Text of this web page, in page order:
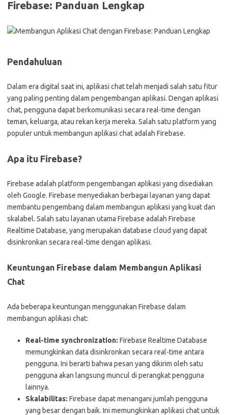
Firebase: Panduan Lengkap
Pendahuluan
Dalam era digital saat ini, aplikasi chat telah menjadi salah satu fitur
yang paling penting dalam pengembangan aplikasi. Dengan aplikasi
chat, pengguna dapat berkomunikasi secara real-time dengan
teman, keluarga, atau rekan kerja mereka. Salah satu platform yang
populer untuk membangun aplikasi chat adalah Firebase.
Apa itu Firebase?
Firebase adalah platform pengembangan aplikasi yang disediakan
oleh Google. Firebase menyediakan berbagai layanan yang dapat
membantu pengembang dalam membangun aplikasi yang kuat dan
skalabel. Salah satu layanan utama Firebase adalah Firebase
Realtime Database, yang merupakan database cloud yang dapat
disinkronkan secara real-time dengan aplikasi.
Keuntungan Firebase dalam Membangun Aplikasi
Chat
Ada beberapa keuntungan menggunakan Firebase dalam
membangun aplikasi chat:
Real-time synchronization: Firebase Realtime Database
memungkinkan data disinkronkan secara real-time antara
pengguna. Ini berarti bahwa pesan yang dikirim oleh satu
pengguna akan langsung muncul di perangkat pengguna
lainnya.
Skalabilitas: Firebase dapat menangani jumlah pengguna
yang besar dengan baik. Ini memungkinkan aplikasi chat untuk